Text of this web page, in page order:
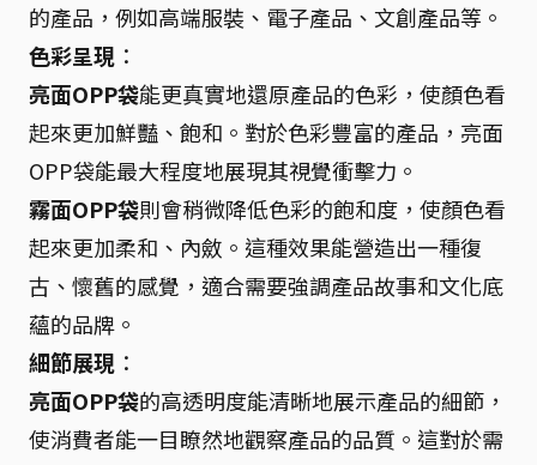
的產品，例如高端服裝、電子產品、文創產品等。
色彩呈現 ：
亮面OPP袋能更真實地還原產品的色彩，使顏色看
起來更加鮮豔、飽和。對於色彩豐富的產品，亮面
OPP袋能最大程度地展現其視覺衝擊力。
霧面OPP袋則會稍微降低色彩的飽和度，使顏色看
起來更加柔和、內斂。這種效果能營造出一種復
古、懷舊的感覺，適合需要強調產品故事和文化底
蘊的品牌。
細節展現 ：
亮面OPP袋的高透明度能清晰地展示產品的細節，
使消費者能一目瞭然地觀察產品的品質。這對於需